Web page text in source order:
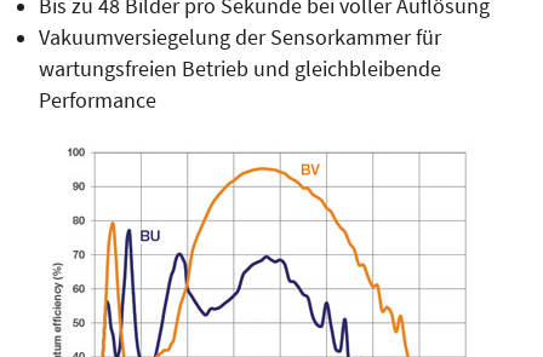
Bis zu 48 Bilder pro Sekunde bei voller Auflösung
Vakuumversiegelung der Sensorkammer für
wartungsfreien Betrieb und gleichbleibende
Performance